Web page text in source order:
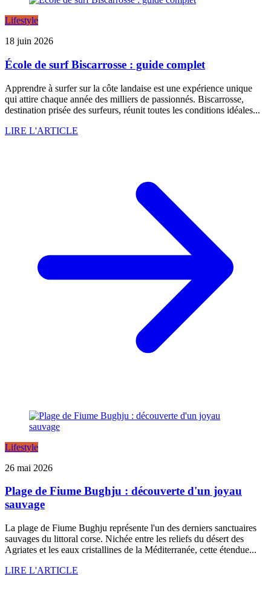
Lifestyle
18 juin 2026
École de surf Biscarrosse : guide complet
Apprendre à surfer sur la côte landaise est une expérience unique
qui attire chaque année des milliers de passionnés. Biscarrosse,
destination prisée des surfeurs, réunit toutes les conditions idéales...
LIRE L'ARTICLE
Lifestyle
26 mai 2026
Plage de Fiume Bughju : découverte d'un joyau
sauvage
La plage de Fiume Bughju représente l'un des derniers sanctuaires
sauvages du littoral corse. Nichée entre les reliefs du désert des
Agriates et les eaux cristallines de la Méditerranée, cette étendue...
LIRE L'ARTICLE